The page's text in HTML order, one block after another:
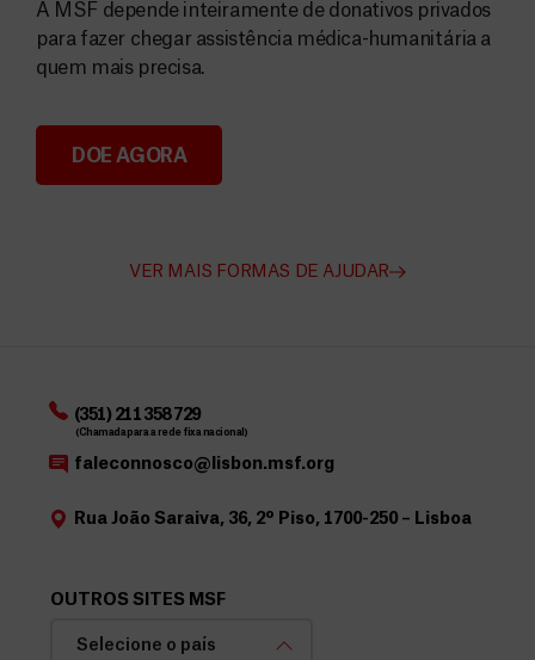
Angarie Fundos para a MSF
A MSF depende inteiramente de donativos privados
para fazer chegar assistência médica-humanitária a
quem mais precisa.
DOE AGORA
VER MAIS FORMAS DE AJUDAR
(351) 211 358 729
(Chamada para a rede fixa nacional)
faleconnosco@lisbon.msf.org
Rua João Saraiva, 36, 2º Piso, 1700-250 – Lisboa
OUTROS SITES MSF
Selecione o país